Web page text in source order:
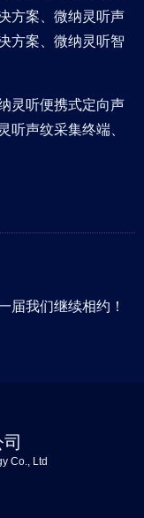
方案、微纳灵听声
方案、微纳灵听智
灵听便携式定向声
听声纹采集终端、
届我们继续相约！
Co., Ltd